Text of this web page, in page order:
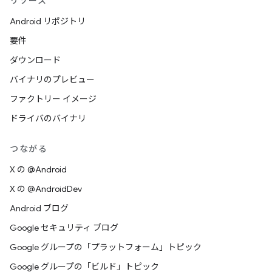
Android リポジトリ
要件
ダウンロード
バイナリのプレビュー
ファクトリー イメージ
ドライバのバイナリ
つながる
X の @Android
X の @AndroidDev
Android ブログ
Google セキュリティ ブログ
Google グループの「プラットフォーム」トピック
Google グループの「ビルド」トピック